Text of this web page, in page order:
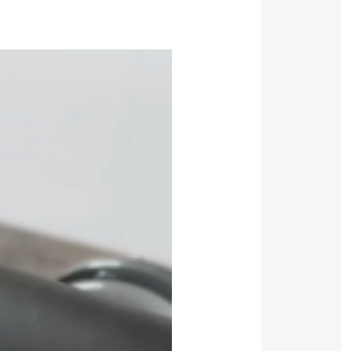
de la dirección.
velocidad, y las juntas de
el tratamiento especial de la
de 6061-T6 11.Billet Aluminium que